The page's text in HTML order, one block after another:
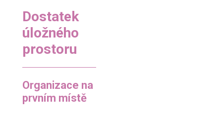
Dostatek
úložného
prostoru
Organizace na
prvním místě